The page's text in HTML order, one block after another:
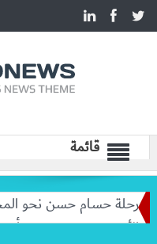
قائمة
حسام حسن نحو المجد
أسعار